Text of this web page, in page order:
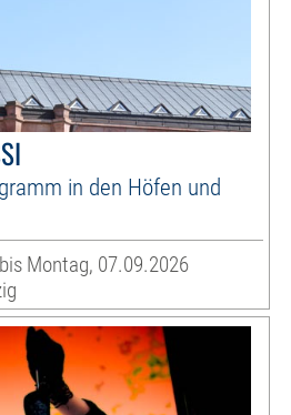
in den Höfen und
Montag, 07.09.2026